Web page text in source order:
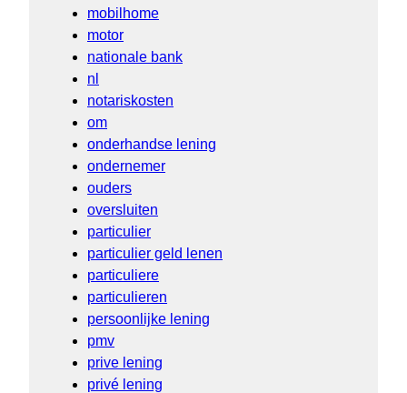
mobilhome
motor
nationale bank
nl
notariskosten
om
onderhandse lening
ondernemer
ouders
oversluiten
particulier
particulier geld lenen
particuliere
particulieren
persoonlijke lening
pmv
prive lening
privé lening